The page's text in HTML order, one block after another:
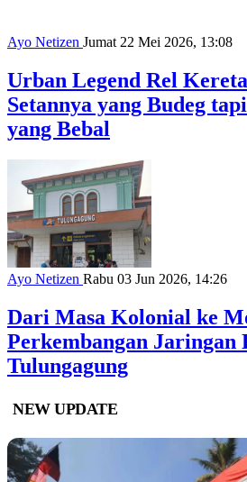
Ayo Netizen Jumat 22 Mei 2026, 13:08
Urban Legend Rel
Setannya yang Budeg
yang Bebal
Ayo Netizen Rabu 03 Jun 2026, 14:26
Dari Masa Kolonial ke
Perkembangan Jaringan
Tulungagung
NEW UPDATE